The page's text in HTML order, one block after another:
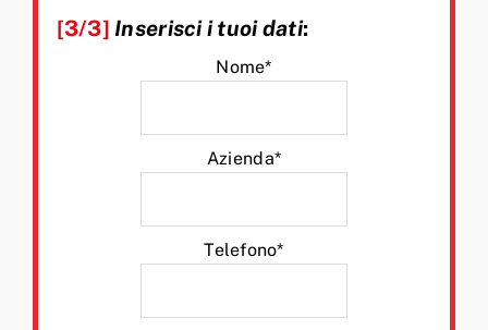
[3/3] Inserisci i tuoi dati:
Nome*
Azienda*
Telefono*